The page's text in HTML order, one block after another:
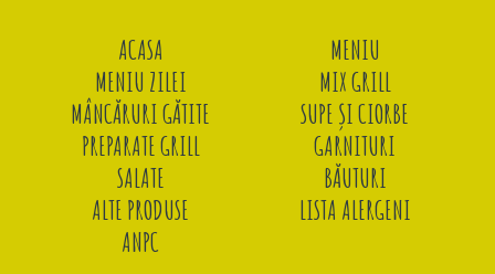
ACASA
MENIU
MENIU ZILEI
MIX GRILL
MÂNCĂRURI GĂTITE
SUPE ȘI CIORBE
PREPARATE GRILL
GARNITURI
SALATE
BĂUTURI
ALTE PRODUSE
LISTA ALERGENI
ANPC